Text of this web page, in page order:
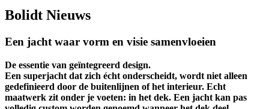
Bolidt Nieuws
Een jacht waar vorm en visie samenvloeien
De essentie van geïntegreerd design.
Een superjacht dat zich écht onderscheidt, wordt niet alleen
gedefinieerd door de buitenlijnen of het interieur. Echt
maatwerk zit onder je voeten: in het dek. Een jacht kan pas